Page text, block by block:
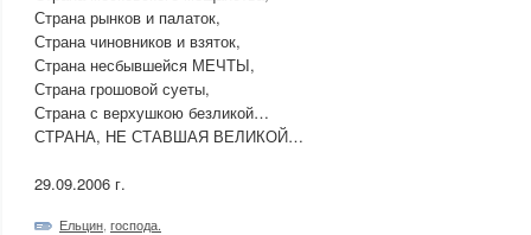
Страна рынков и палаток,
Страна чиновников и взяток,
Страна несбывшейся МЕЧТЫ,
Страна грошовой суеты,
Страна с верхушкою безликой…
СТРАНА, НЕ СТАВШАЯ ВЕЛИКОЙ…
29.09.2006 г.
Ельцин господа.